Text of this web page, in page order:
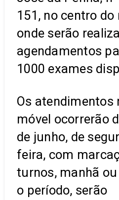
151, no centro
onde serão
agendamentos
1000 exames
Os atendimentos
móvel ocorrerão
de junho, de
feira, com
turnos, manhã
o período, serão